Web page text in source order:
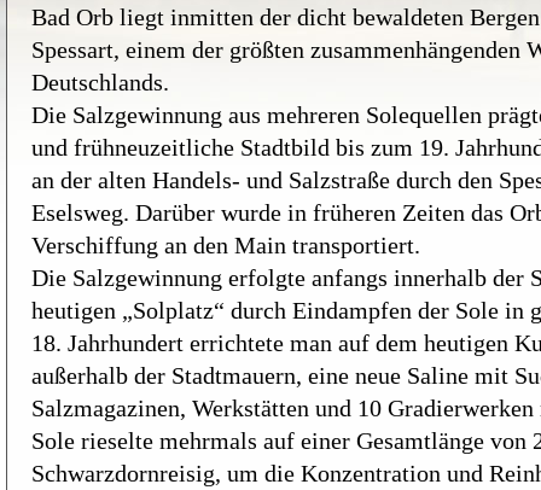
Bad Orb liegt inmitten der dicht bewaldeten
Spessart, einem der größten zusammenhängenden
Deutschlands.
Die Salzgewinnung aus mehreren Solequellen
und frühneuzeitliche Stadtbild bis zum 19.
an der alten Handels- und Salzstraße durch den
Eselsweg. Darüber wurde in früheren Zeiten das
Verschiffung an den Main transportiert.
Die Salzgewinnung erfolgte anfangs innerhalb der
heutigen „Solplatz“ durch Eindampfen der Sole in
18. Jahrhundert errichtete man auf dem heutigen
außerhalb der Stadtmauern, eine neue Saline mit
Salzmagazinen, Werkstätten und 10
Sole rieselte mehrmals auf einer Gesamtlänge von
Schwarzdornreisig, um die Konzentration und